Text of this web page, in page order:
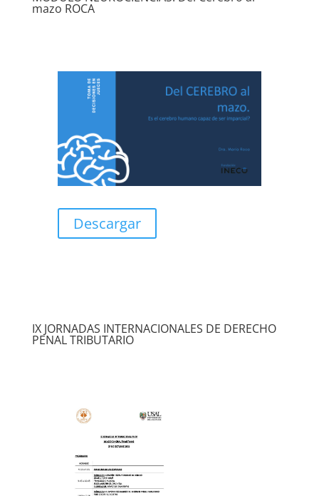
mazo ROCA
Descargar
IX JORNADAS INTERNACIONALES DE DERECHO
PENAL TRIBUTARIO